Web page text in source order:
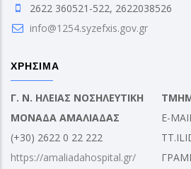
2622 360521-522, 2622038526
info@1254.syzefxis.gov.gr
ΧΡΗΣΙΜΑ
Γ. Ν. ΗΛΕΙΑΣ ΝΟΣΗΛΕΥΤΙΚΗ
ΜΟΝΑΔΑ ΑΜΑΛΙΑΔΑΣ
(+30) 2622 0 22 222
https://amaliadahospital.gr/
E-